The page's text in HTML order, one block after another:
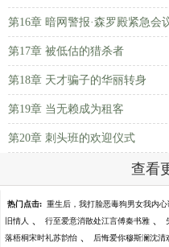
第16章 暗网警报·森罗殿紧急会
第17章 被低估的猎杀者
第18章 天才骗子的华丽转身
第19章 当无赖成为租客
第20章 刺头班的欢迎仪式
查看
热门点击: 重生后，我打脸恶毒狗男女我内心
旧情人 、 行至爱意消散处江言傅秦书雅 、
落梧桐宋时礼苏韵怡 、 后悔爱你穆斯澜沈清